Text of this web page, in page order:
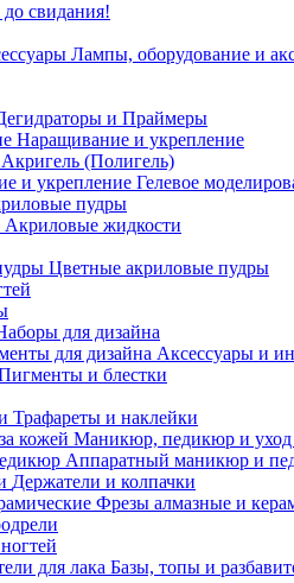
свидания!
Лампы, оборудование и
и Праймеры
Наращивание и укрепление
Акригель (Полигель)
Гелевое
пудры
Акриловые жидкости
Цветные акриловые пудры
для дизайна
Аксессуары и
и блестки
Трафареты и наклейки
Маникюр, педикюр и уход
Аппаратный маникюр и
Держатели и колпачки
Фрезы алмазные и
Базы, топы и